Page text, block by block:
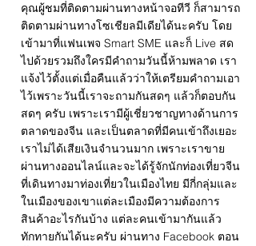
คุณผู้ชมที่ติดตามผ่านทางหน้าจอทีวี ก็สามารถ
ติดตามผ่านทางโซเชียลมีเดียได้นะครับ โดย
เข้ามาที่แฟนเพจ Smart SME และก็ Live สด
ไปด้วยรวมถึงใครมีคำถามวันนี้ห้ามพลาด เรา
แจ้งไว้ตั้งแต่เมื่อคืนแล้วว่าให้เตรียมคำถามเอา
ไว้เพราะวันนี้เราจะถามกันสดๆ แล้วก็ตอบกัน
สดๆ ครับ เพราะเรามีผู้เชี่ยวชาญทางด้านการ
ตลาดของจีน และเป็นตลาดที่มีคนเข้าถึงเยอะ
เราไม่ได้เสียเงินจำนวนมาก เพราะเราขาย
ผ่านทางออนไลน์และจะได้รู้จักนักท่องเที่ยวจีน
ที่เดินทางมาท่องเที่ยวในเมืองไทย มีกี่กลุ่มและ
ในเมืองของเขาแต่ละเมืองมีความต้องการ
สินค้าอะไรกันบ้าง แต่ละคนเข้ามากันแล้ว
ทักทายกันได้นะครับ ผ่านทาง Facebook ตอน